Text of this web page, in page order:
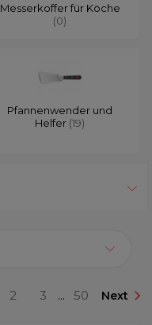
Messerkoffer für Köche
(0)
Pfannenwender und
Helfer (19)
2 3 ... 50 Next